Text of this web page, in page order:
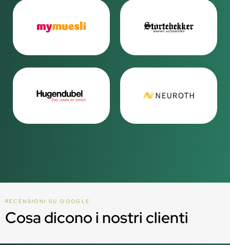
RECENSIONI SU GOOGLE
Cosa dicono i nostri clienti